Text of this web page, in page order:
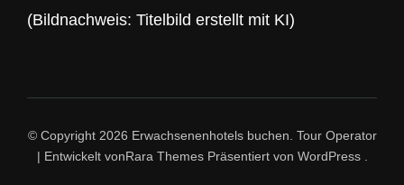
(Bildnachweis: Titelbild erstellt mit KI)
© Copyright 2026 Erwachsenenhotels buchen. Tour Operator
| Entwickelt vonRara ThemesPräsentiert von WordPress.